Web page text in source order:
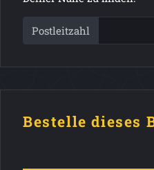
Postleitzahl
Bestelle dieses